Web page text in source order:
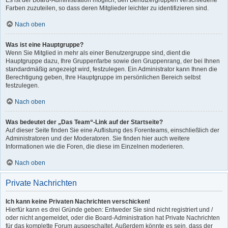
Farben zuzuteilen, so dass deren Mitglieder leichter zu identifizieren sind.
Nach oben
Was ist eine Hauptgruppe?
Wenn Sie Mitglied in mehr als einer Benutzergruppe sind, dient die
Hauptgruppe dazu, Ihre Gruppenfarbe sowie den Gruppenrang, der bei Ihnen
standardmäßig angezeigt wird, festzulegen. Ein Administrator kann Ihnen die
Berechtigung geben, Ihre Hauptgruppe im persönlichen Bereich selbst
festzulegen.
Nach oben
Was bedeutet der „Das Team“-Link auf der Startseite?
Auf dieser Seite finden Sie eine Auflistung des Forenteams, einschließlich der
Administratoren und der Moderatoren. Sie finden hier auch weitere
Informationen wie die Foren, die diese im Einzelnen moderieren.
Nach oben
Private Nachrichten
Ich kann keine Privaten Nachrichten verschicken!
Hierfür kann es drei Gründe geben: Entweder Sie sind nicht registriert und /
oder nicht angemeldet, oder die Board-Administration hat Private Nachrichten
für das komplette Forum ausgeschaltet. Außerdem könnte es sein, dass der